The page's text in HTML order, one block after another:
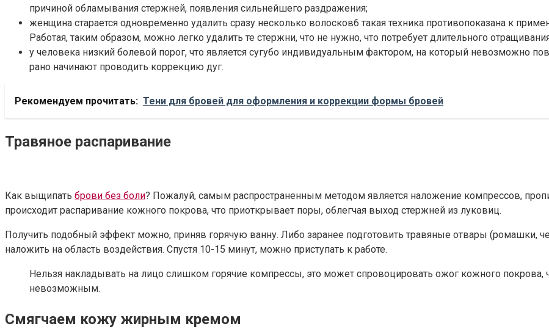
причиной обламывания стержней, появления сильнейшего раздражения;
женщина старается одновременно удалить сразу несколько волосков6 такая техника противопоказана к
Работая, таким образом, можно легко удалить те стержни, что не нужно, что потребует длительного
у человека низкий болевой порог, что является сугубо индивидуальным фактором, на который невозможно
рано начинают проводить коррекцию дуг.
Рекомендуем прочитать: Тени для бровей для оформления и коррекции формы бровей
Травяное распаривание
Как выщипать брови без боли? Пожалуй, самым распространенным методом является наложение компрессов,
происходит распаривание кожного покрова, что приоткрывает поры, облегчая выход стержней из луковиц.
Получить подобный эффект можно, приняв горячую ванну. Либо заранее подготовить травяные отвары (ромашки,
наложить на область воздействия. Спустя 10-15 минут, можно приступать к работе.
Нельзя накладывать на лицо слишком горячие компрессы, это может спровоцировать ожог кожного
невозможным.
Смягчаем кожу жирным кремом